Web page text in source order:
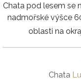
Chata pod lesem se
nadmořské výšce
oblasti na
Chata